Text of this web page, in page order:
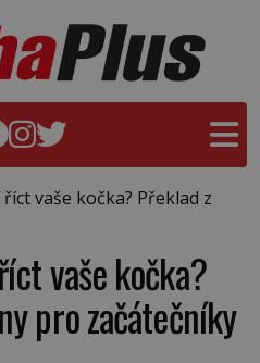
vaše kočka? Překlad z
vaše kočka?
pro začátečníky